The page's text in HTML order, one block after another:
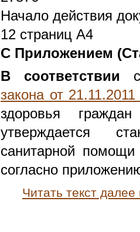
Начало действия
12 страниц А4
С Приложением
В соответствии
закона от
здоровья
утверждается
санитарной
согласно
Читать текст